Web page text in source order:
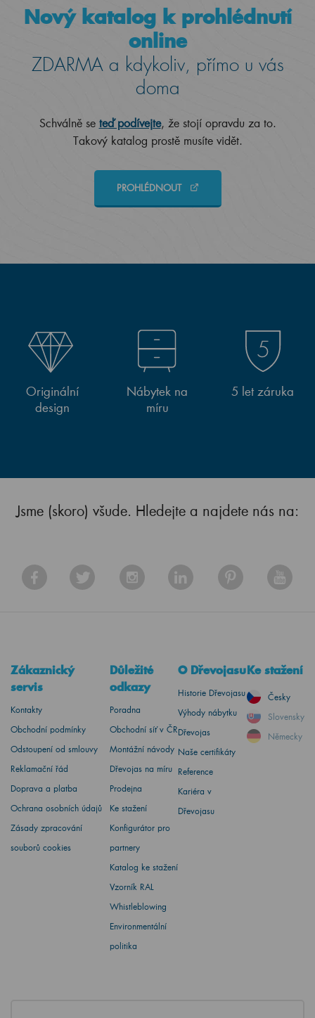
Nový katalog k prohlédnutí
online
ZDARMA a kdykoliv, přímo u vás
doma
Schválně se teď podívejte, že stojí opravdu za to.
Takový katalog prostě musíte vidět.
PROHLÉDNOUT
Originální
design
Nábytek na
míru
5 let záruka
Jsme (skoro) všude. Hledejte a najdete nás na:
Zákaznický
servis
Kontakty
Obchodní podmínky
Odstoupení od smlouvy
Reklamační řád
Doprava a platba
Ochrana osobních údajů
Zásady zpracování
souborů cookies
Důležité
odkazy
Poradna
Obchodní síť v ČR
Montážní návody
Dřevojas na míru
Prodejna
Ke stažení
Konfigurátor pro
partnery
Katalog ke stažení
Vzorník RAL
Whistleblowing
Environmentální
politika
O Dřevojasu
Historie Dřevojasu
Výhody nábytku
Dřevojas
Naše certifikáty
Reference
Kariéra v
Dřevojasu
Ke stažení
Česky
Slovensky
Německy